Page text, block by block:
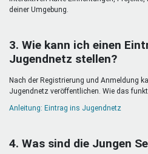
deiner Umgebung.
3. Wie kann ich einen
Jugendnetz stellen?
Nach der Registrierung und Anmeldung
Jugendnetz veröffentlichen. Wie das
Anleitung: Eintrag ins Jugendnetz
4. Was sind die Jungen